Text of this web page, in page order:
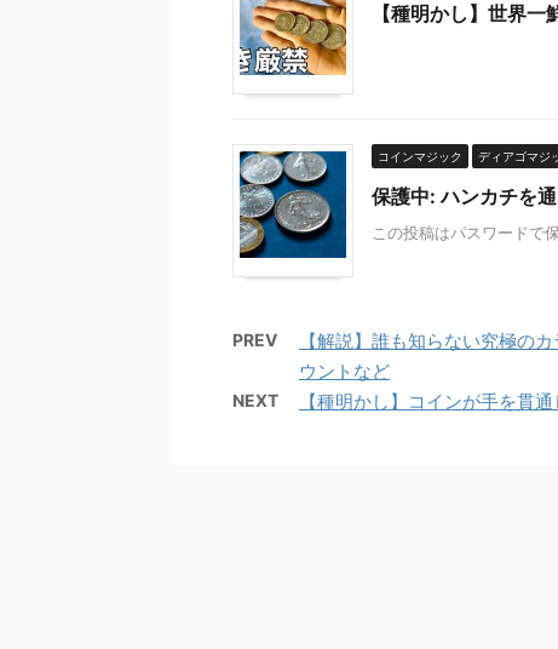
【種明かし】世界
コインマジック ディアゴマジ
保護中: ハンカチを
この投稿はパスワードで
PREV
【解説】誰も知らない究極の
ウントなど
NEXT 【種明かし】コインが手を貫